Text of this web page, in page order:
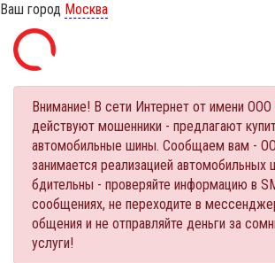
Ваш город Москва
Внимание! В сети Интернет от имени
действуют мошенники - предлагают
автомобильные шины. Сообщаем вам -
занимается реализацией автомобильных
бдительны - проверяйте информацию в
сообщениях, не переходите в
общения и не отправляйте деньги за
услуги!